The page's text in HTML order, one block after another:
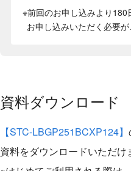
※前回のお申し込みより180
お申し込みいただく必要が
資料ダウンロード
【STC-LBGP251BCXP124】
資料をダウンロードいただけ